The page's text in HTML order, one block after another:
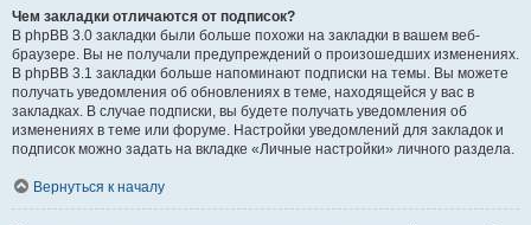
Чем закладки отличаются от подписок?
В phpBB 3.0 закладки были больше похожи на закладки в вашем веб-
браузере. Вы не получали предупреждений о произошедших изменениях.
В phpBB 3.1 закладки больше напоминают подписки на темы. Вы можете
получать уведомления об обновлениях в теме, находящейся у вас в
закладках. В случае подписки, вы будете получать уведомления об
изменениях в теме или форуме. Настройки уведомлений для закладок и
подписок можно задать на вкладке «Личные настройки» личного раздела.
Вернуться к началу